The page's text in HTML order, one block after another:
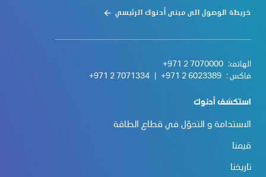
خريطة الوصول الى مبنى أدنوك الرئيسي
الهاتف: +971 2 7070000
فاكس : +971 2 6023389
+971 2 7071334
استكشف أدنوك
الاستدامة و التحوّل في قطاع الطاقة
قيمنا
تاريخنا